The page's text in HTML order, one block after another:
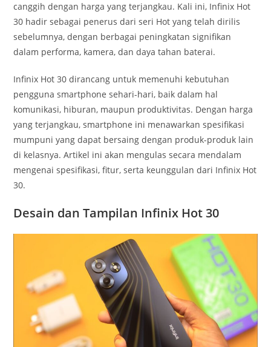
canggih dengan harga yang terjangkau. Kali ini, Infinix Hot
30 hadir sebagai penerus dari seri Hot yang telah dirilis
sebelumnya, dengan berbagai peningkatan signifikan
dalam performa, kamera, dan daya tahan baterai.
Infinix Hot 30 dirancang untuk memenuhi kebutuhan
pengguna smartphone sehari-hari, baik dalam hal
komunikasi, hiburan, maupun produktivitas. Dengan harga
yang terjangkau, smartphone ini menawarkan spesifikasi
mumpuni yang dapat bersaing dengan produk-produk lain
di kelasnya. Artikel ini akan mengulas secara mendalam
mengenai spesifikasi, fitur, serta keunggulan dari Infinix Hot
30.
Desain dan Tampilan Infinix Hot 30